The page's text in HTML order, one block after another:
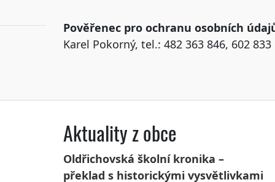
Pověřenec pro ochranu osobních
Karel Pokorný, tel.: 482 363 846, 602 833
Aktuality z obce
Oldřichovská školní kronika –
překlad s historickými vysvětlivkami